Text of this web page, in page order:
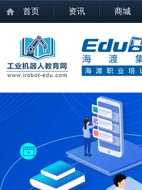
首页 资讯 商城
职校概况
职校介绍
职校通告
人才培养
中职教育
本科教育
教学资源
推荐教材
教学视频
师资队伍
专家教授
讲师团队
培训认证
培训课程
就业发展
招聘信息
学生感言